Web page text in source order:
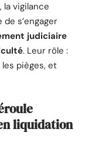
vigilance
s’engager
judiciaire
. Leur rôle :
pièges, et
liquidation